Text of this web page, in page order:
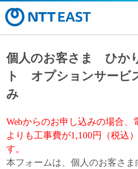
個人のお客さま ひか
ト オプションサービ
み
Webからのお申し込みの場合、
よりも工事費が1,100円（税込
す。
本フォームは、個人のお客さ